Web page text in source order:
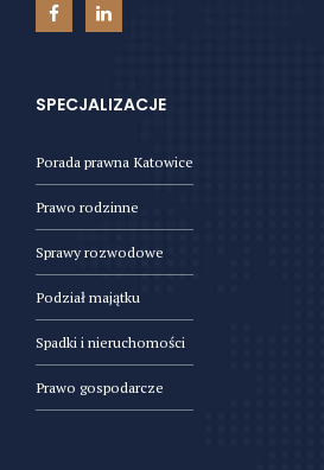
SPECJALIZACJE
Porada prawna Katowice
Prawo rodzinne
Sprawy rozwodowe
Podział majątku
Spadki i nieruchomości
Prawo gospodarcze